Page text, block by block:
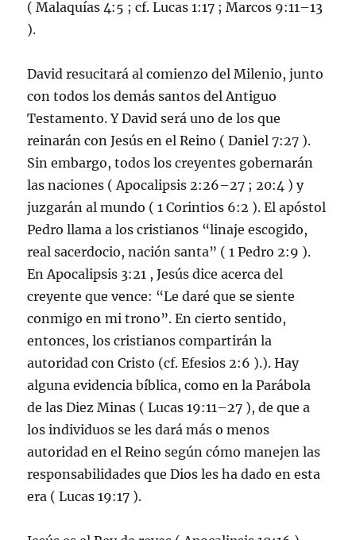
( Malaquías 4:5 ; cf. Lucas 1:17 ; Marcos 9:11–13
).
David resucitará al comienzo del Milenio, junto
con todos los demás santos del Antiguo
Testamento. Y David será uno de los que
reinarán con Jesús en el Reino ( Daniel 7:27 ).
Sin embargo, todos los creyentes gobernarán
las naciones ( Apocalipsis 2:26–27 ; 20:4 ) y
juzgarán al mundo ( 1 Corintios 6:2 ). El apóstol
Pedro llama a los cristianos “linaje escogido,
real sacerdocio, nación santa” ( 1 Pedro 2:9 ).
En Apocalipsis 3:21 , Jesús dice acerca del
creyente que vence: “Le daré que se siente
conmigo en mi trono”. En cierto sentido,
entonces, los cristianos compartirán la
autoridad con Cristo (cf. Efesios 2:6 ).). Hay
alguna evidencia bíblica, como en la Parábola
de las Diez Minas ( Lucas 19:11–27 ), de que a
los individuos se les dará más o menos
autoridad en el Reino según cómo manejen las
responsabilidades que Dios les ha dado en esta
era ( Lucas 19:17 ).